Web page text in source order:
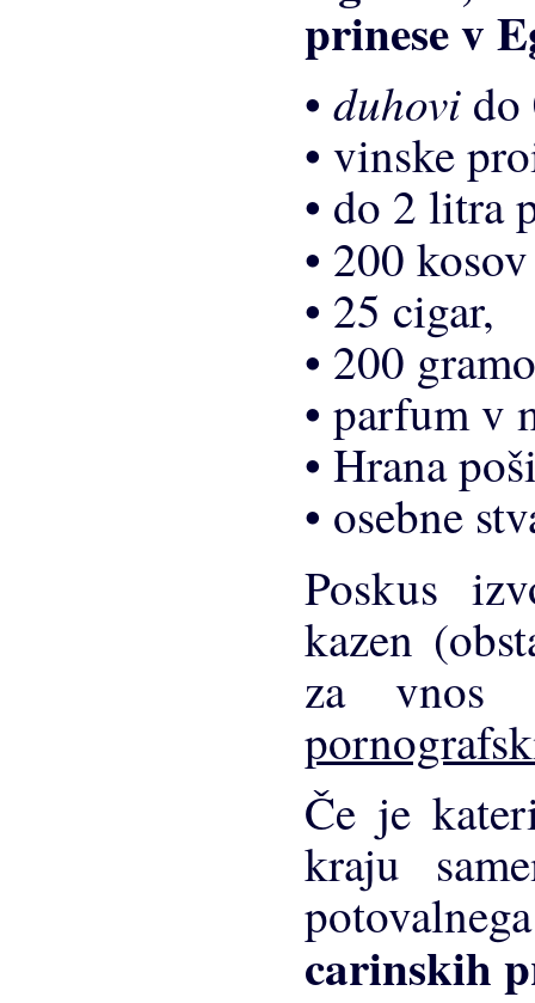
• duhovi
• vinske
• do 2 litra
• 200
• 25 cigar,
• 200
• parfum v
• Hrana
• osebne
Poskus
kazen
za
Če je
kraju
carinskih